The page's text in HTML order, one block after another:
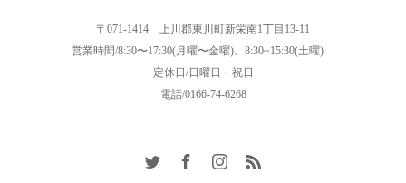
〒071-1414 上川郡東川町新栄南1丁目13-11
営業時間/8:30〜17:30(月曜〜金曜)、8:30~15:30(土曜)
定休日/日曜日・祝日
電話/0166-74-6268